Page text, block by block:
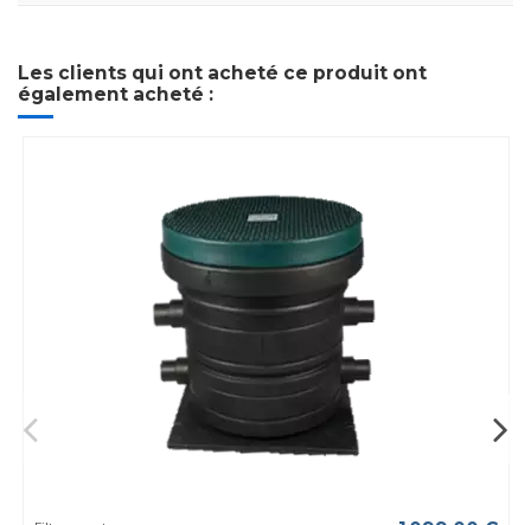
Les clients qui ont acheté ce produit ont
également acheté :